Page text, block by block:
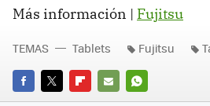
Más información | Fujitsu
FACEBOOK
TWITTERFLIPBOARD
E-
WHATSAPP
TEMAS Tablets Fujitsu